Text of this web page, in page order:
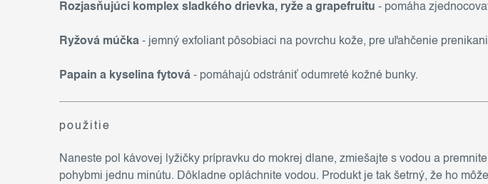
Rozjasňujúci komplex sladkého drievka, ryže a grapefruitu - pomáha
Ryžová múčka - jemný exfoliant pôsobiaci na povrchu kože, pre uľahčenie
Papain a kyselina fytová - pomáhajú odstrániť odumreté kožné bunky.
použitie
Naneste pol kávovej lyžičky prípravku do mokrej dlane, zmiešajte s vodou a
pohybmi jednu minútu. Dôkladne opláchnite vodou. Produkt je tak šetrný, že ho